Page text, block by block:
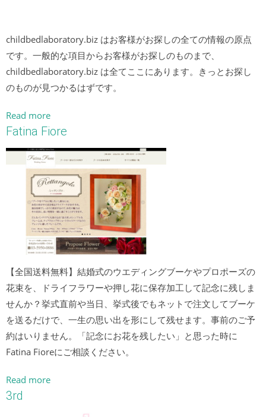
childbedlaboratory.biz はお客様がお探しの全ての情報の原点
です。一般的な項目からお客様がお探しのものまで、
childbedlaboratory.biz は全てここにあります。きっとお探し
のものが見つかるはずです。
Read more
Fatina Fiore
【全国送料無料】結婚式のウエディングブーケやプロポーズの
花束を、ドライフラワーや押し花に保存加工して記念に残しま
せんか？挙式直前や当日、挙式後でもネットで注文してブーケ
を送るだけで、一生の思い出を形にして残せます。事前のご予
約はいりません。「記念にお花を残したい」と思った時に
Fatina Fioreにご相談ください。
Read more
3rd